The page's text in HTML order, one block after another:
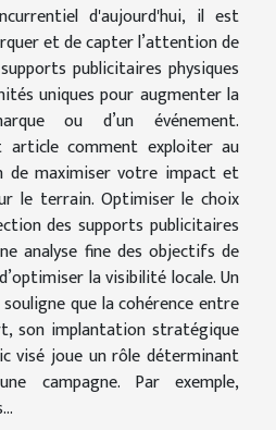
d'aujourd'hui, il est
et de capter l’attention de
publicitaires physiques
uniques pour augmenter la
ou d’un événement.
article comment exploiter au
de maximiser votre impact et
le terrain. Optimiser le choix
des supports publicitaires
analyse fine des objectifs de
la visibilité locale. Un
que la cohérence entre
son implantation stratégique
visé joue un rôle déterminant
campagne. Par exemple,